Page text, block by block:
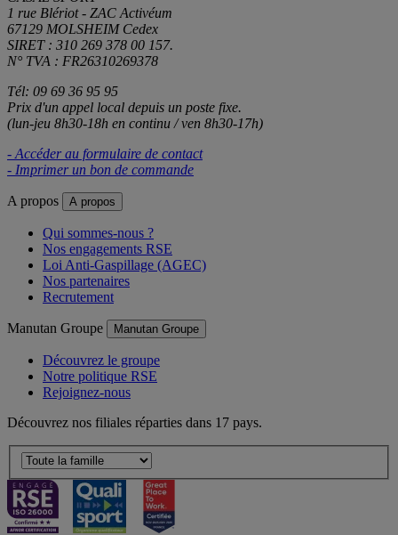
1 rue Blériot - ZAC Activéum
67129 MOLSHEIM Cedex
SIRET : 310 269 378 00 157.
N° TVA : FR26310269378
Tél: 09 69 36 95 95
Prix d'un appel local depuis un poste fixe.
(lun-jeu 8h30-18h en continu / ven 8h30-17h)
- Accéder au formulaire de contact
- Imprimer un bon de commande
A propos A propos
Qui sommes-nous ?
Nos engagements RSE
Loi Anti-Gaspillage (AGEC)
Nos partenaires
Recrutement
Manutan Groupe Manutan Groupe
Découvrez le groupe
Notre politique RSE
Rejoignez-nous
Découvrez nos filiales réparties dans 17 pays.